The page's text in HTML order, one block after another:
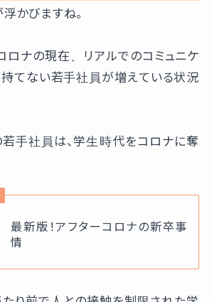
浮かびますね。
ロナの現在、リアルでのコミュニケ
てない若手社員が増えている状況
手社員は、学生時代をコロナに奪
最新版！アフターコロナの新卒事
情